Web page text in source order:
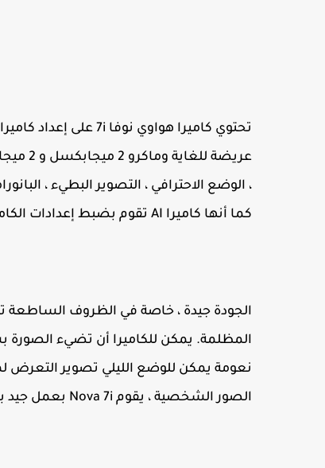
كما أنها كاميرا AI تقوم بضبط إعدادات الكاميرا تلقائيًا بناءً على الهدف.
الجودة جيدة ، خاصة في الظروف الساطعة
المظلمة. يمكن للكاميرا أن تضيء الصورة
الصور الشخصية ، يقوم Nova 7i بعمل جيد بفصل الخلفية عن الموضوع ، لكن الجودة تبدو مصطنعة.